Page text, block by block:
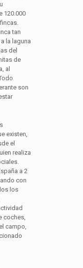
120.000
tan
la laguna
del
de
al
son
existen,
el
realiza
a 2
con
los
coches,
campo,